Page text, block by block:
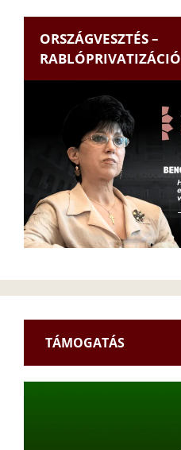
ORSZÁGVESZTÉS –
RABLÓPRIVATIZÁCIÓ
TÁMOGATÁS